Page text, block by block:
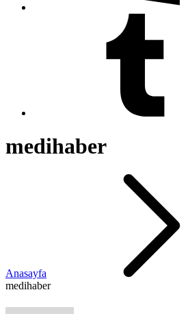
medihaber
Anasayfa
medihaber